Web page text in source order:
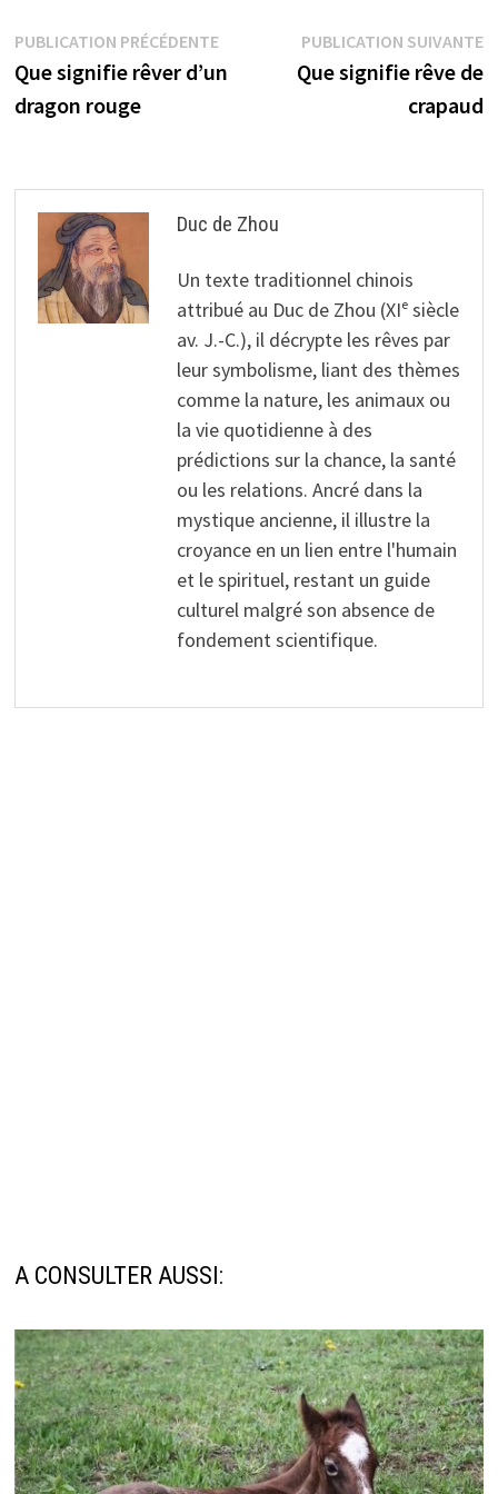
Navigation
de
l’article
PUBLICATION PRÉCÉDENTEPublication
précédente :
Que signifie rêver d’un
dragon rouge
PUBLICATION SUIVANTE
Que signifie rêve de
crapaud
Duc de Zhou
Un texte traditionnel chinois
attribué au Duc de Zhou (XIᵉ siècle
av. J.-C.), il décrypte les rêves par
leur symbolisme, liant des thèmes
comme la nature, les animaux ou
la vie quotidienne à des
prédictions sur la chance, la santé
ou les relations. Ancré dans la
mystique ancienne, il illustre la
croyance en un lien entre l'humain
et le spirituel, restant un guide
culturel malgré son absence de
fondement scientifique.
A CONSULTER AUSSI: